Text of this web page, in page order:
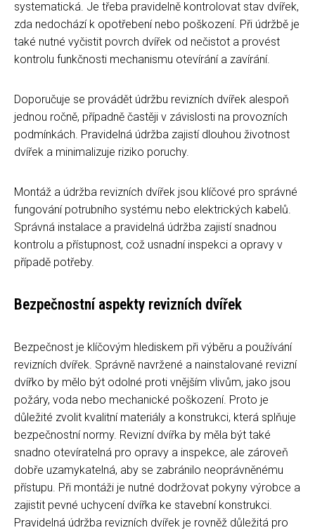
systematická. Je třeba pravidelně kontrolovat stav dvířek,
zda nedochází k opotřebení nebo poškození. Při údržbě je
také nutné vyčistit povrch dvířek od nečistot a provést
kontrolu funkčnosti mechanismu otevírání a zavírání.
Doporučuje se provádět údržbu revizních dvířek alespoň
jednou ročně, případně častěji v závislosti na provozních
podmínkách. Pravidelná údržba zajistí dlouhou životnost
dvířek a minimalizuje riziko poruchy.
Montáž a údržba revizních dvířek jsou klíčové pro správné
fungování potrubního systému nebo elektrických kabelů.
Správná instalace a pravidelná údržba zajistí snadnou
kontrolu a přístupnost, což usnadní inspekci a opravy v
případě potřeby.
Bezpečnostní aspekty revizních dvířek
Bezpečnost je klíčovým hlediskem při výběru a používání
revizních dvířek. Správně navržené a nainstalované revizní
dvířko by mělo být odolné proti vnějším vlivům, jako jsou
požáry, voda nebo mechanické poškození. Proto je
důležité zvolit kvalitní materiály a konstrukci, která splňuje
bezpečnostní normy. Revizní dvířka by měla být také
snadno otevíratelná pro opravy a inspekce, ale zároveň
dobře uzamykatelná, aby se zabránilo neoprávněnému
přístupu. Při montáži je nutné dodržovat pokyny výrobce a
zajistit pevné uchycení dvířka ke stavební konstrukci.
Pravidelná údržba revizních dvířek je rovněž důležitá pro